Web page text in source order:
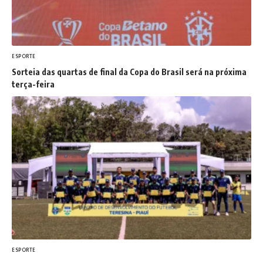
ESPORTE
Sorteia das quartas de final da Copa do Brasil será na próxima
terça-feira
ESPORTE